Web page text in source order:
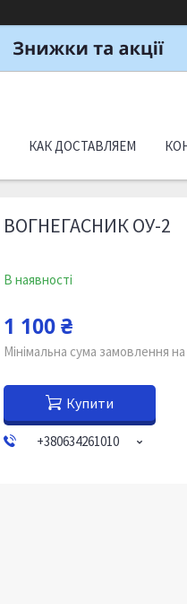
КАК ДОСТАВЛЯЕМ
ВОГНЕГАСНИК ОУ-2
В наявності
1 100 ₴
Мінімальна сума замовлення
Купити
+380634261010